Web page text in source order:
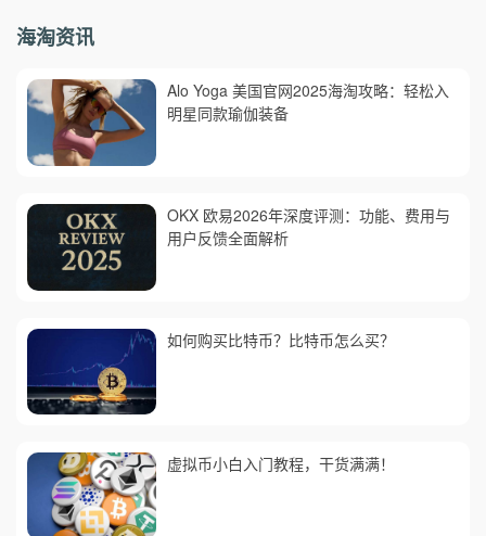
海淘资讯
Alo Yoga 美国官网2025海淘攻略：轻松入
明星同款瑜伽装备
OKX 欧易2026年深度评测：功能、费用与
用户反馈全面解析
如何购买比特币？比特币怎么买？
虚拟币小白入门教程，干货满满！